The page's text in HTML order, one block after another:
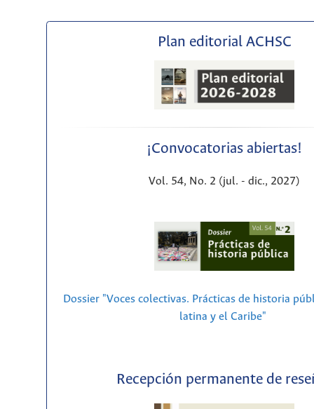
Plan editorial ACHSC
¡Convocatorias abiertas!
Vol. 54, No. 2 (jul. - dic., 2027)
Dossier "Voces colectivas. Prácticas de historia
latina y el Caribe"
Recepción permanente de